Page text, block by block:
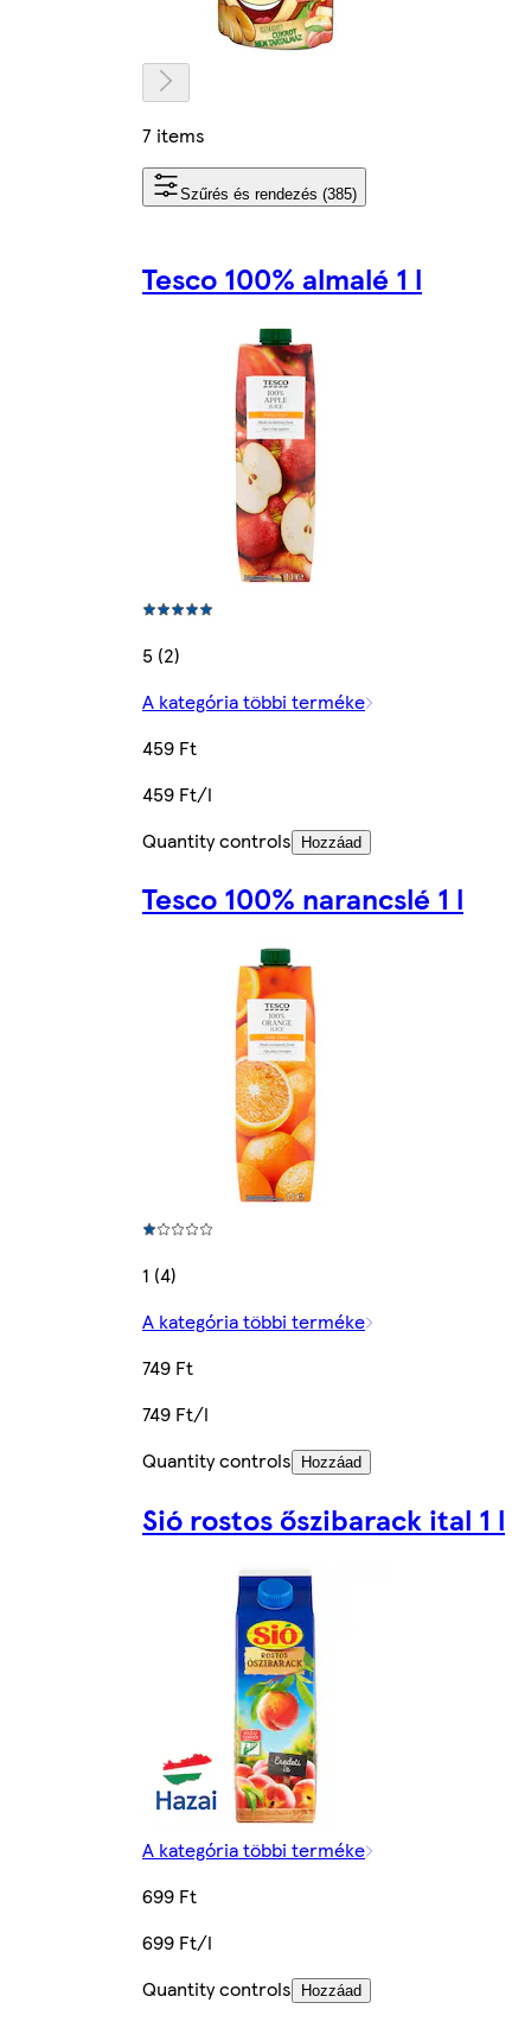
7 items
Szűrés és rendezés (385)
Tesco 100% almalé 1 l
5 (2)
A kategória többi terméke
459 Ft
459 Ft/l
Quantity controls
Hozzáad
Tesco 100% narancslé 1 l
1 (4)
A kategória többi terméke
749 Ft
749 Ft/l
Quantity controls
Hozzáad
Sió rostos őszibarack ital 1 l
A kategória többi terméke
699 Ft
699 Ft/l
Quantity controls
Hozzáad